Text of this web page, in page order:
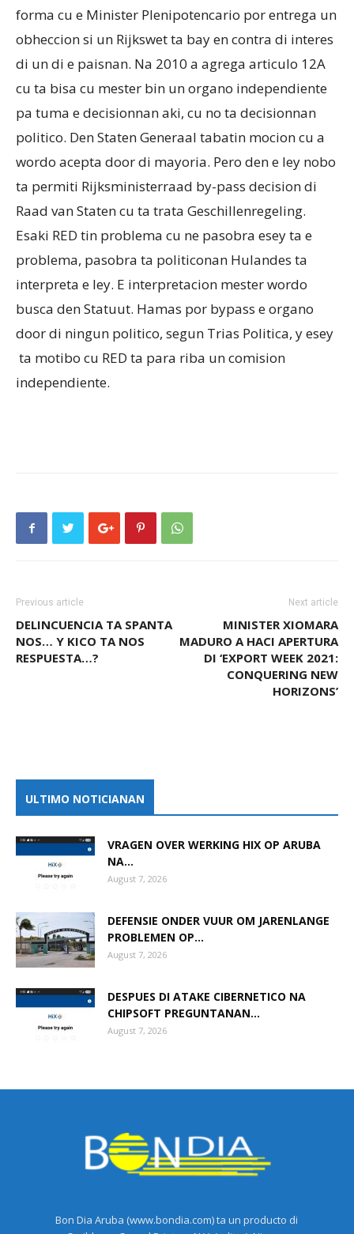
forma cu e Minister Plenipotencario por entrega un
obheccion si un Rijkswet ta bay en contra di interes
di un di e paisnan. Na 2010 a agrega articulo 12A
cu ta bisa cu mester bin un organo independiente
pa tuma e decisionnan aki, cu no ta decisionnan
politico. Den Staten Generaal tabatin mocion cu a
wordo acepta door di mayoria. Pero den e ley nobo
ta permiti Rijksministerraad by-pass decision di
Raad van Staten cu ta trata Geschillenregeling.
Esaki RED tin problema cu ne pasobra esey ta e
problema, pasobra ta politiconan Hulandes ta
interpreta e ley. E interpretacion mester wordo
busca den Statuut. Hamas por bypass e organo
door di ningun politico, segun Trias Politica, y esey
ta motibo cu RED ta para riba un comision
independiente.
Previous article
DELINCUENCIA TA SPANTA
NOS… Y KICO TA NOS
RESPUESTA…?
Next article
MINISTER XIOMARA
MADURO A HACI APERTURA
DI ‘EXPORT WEEK 2021:
CONQUERING NEW
HORIZONS’
ULTIMO NOTICIANAN
VRAGEN OVER WERKING HIX OP ARUBA
NA...
August 7, 2026
DEFENSIE ONDER VUUR OM JARENLANGE
PROBLEMEN OP...
August 7, 2026
DESPUES DI ATAKE CIBERNETICO NA
CHIPSOFT PREGUNTANAN...
August 7, 2026
Bon Dia Aruba (www.bondia.com) ta un producto di